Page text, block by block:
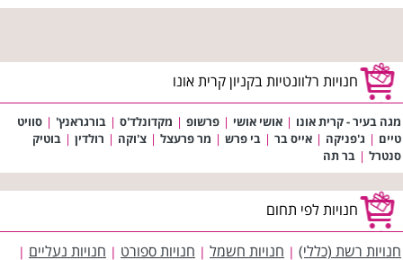
חנויות רלוונטיות בקניון קרית אונו
מגה בעיר - קרית אונו | אושי אושי | פרשופ | מקדונלד'ס | בורגראנץ' | סוויט
טיים | ג'פניקה | אייס בר | בי פרש | מר פרעצל | צ'וקה | רולדין | בוטיק
סנטרל | בר תה
חנויות לפי תחום
חנויות רשת (כללי) | חנויות חשמל | חנויות ספורט | חנויות נעליים |